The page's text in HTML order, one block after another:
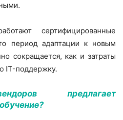
сертифицированные
период адаптации к новым
сокращается, как и затраты
IT-поддержку.
предлагает